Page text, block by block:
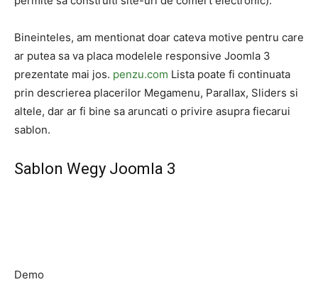
Bineinteles, am mentionat doar cateva motive pentru care
ar putea sa va placa modelele responsive Joomla 3
prezentate mai jos. penzu.com Lista poate fi continuata
prin descrierea placerilor Megamenu, Parallax, Sliders si
altele, dar ar fi bine sa aruncati o privire asupra fiecarui
sablon.
Sablon Wegy Joomla 3
Demo